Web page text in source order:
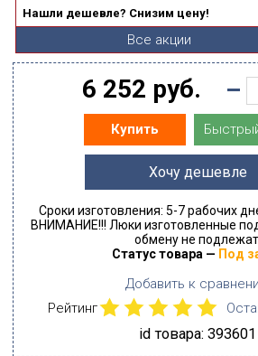
Нашли дешевле? Снизим цену!
Все акции
6 252 руб.
Купить
Хочу дешевле
Сроки изготовления: 5-7 рабочих
ВНИМАНИЕ!!! Люки изготовленные
обмену не подлежат.
Статус товара — Под
Добавить к
Рейтинг
id товара: 393601